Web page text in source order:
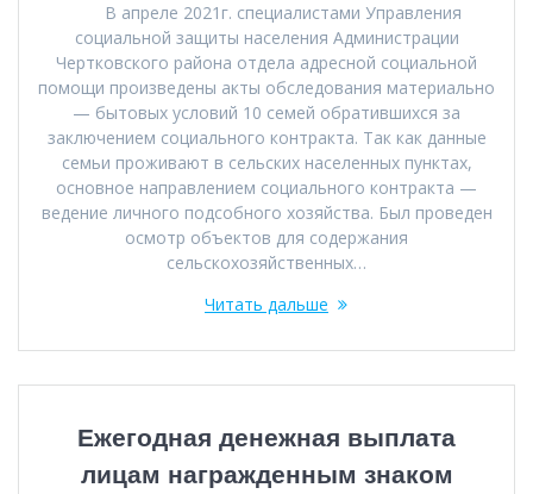
В апреле 2021г. специалистами Управления
социальной защиты населения Администрации
Чертковского района отдела адресной социальной
помощи произведены акты обследования материально
— бытовых условий 10 семей обратившихся за
заключением социального контракта. Так как данные
семьи проживают в сельских населенных пунктах,
основное направлением социального контракта —
ведение личного подсобного хозяйства. Был проведен
осмотр объектов для содержания
сельскохозяйственных…
Читать дальше
Ежегодная денежная выплата
лицам награжденным знаком